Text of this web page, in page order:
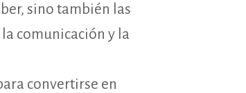
sino también las
comunicación y la
convertirse en